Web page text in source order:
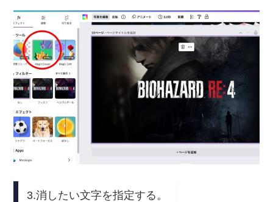
3.消したい文字を指定する。